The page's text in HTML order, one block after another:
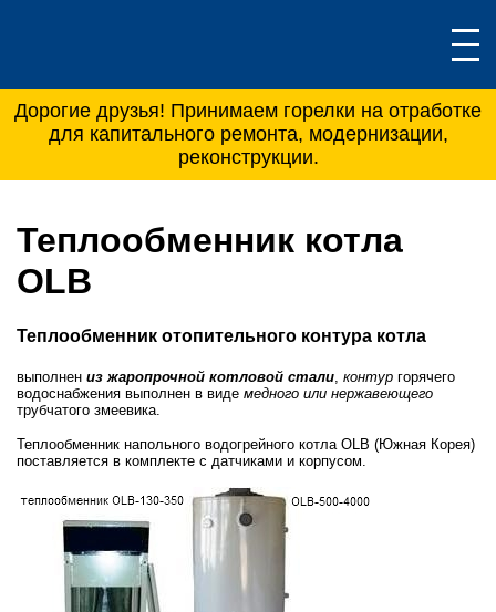
Дорогие друзья! Принимаем горелки на отработке
для капитального ремонта, модернизации,
реконструкции.
Теплообменник котла
OLB
Теплообменник отопительного контура котла
выполнен из жаропрочной котловой стали контур горячего
водоснабжения выполнен в виде медного или нержавеющего
трубчатого змеевика.
Теплообменник напольного водогрейного котла OLB (Южная Корея)
поставляется в комплекте с датчиками и корпусом.